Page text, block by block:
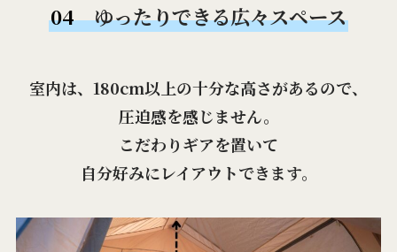
04ゆったりできる広々スペース
室内は、180cm以上の十分な高さがあるので、
圧迫感を感じません。
こだわりギアを置いて
自分好みにレイアウトできます。